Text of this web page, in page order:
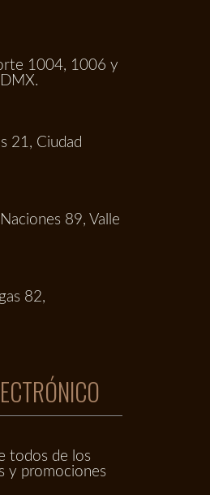
1004, 1006 y
21, Ciudad
89, Valle
82,
todos de los
y promociones